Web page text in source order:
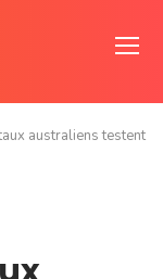
australiens testent